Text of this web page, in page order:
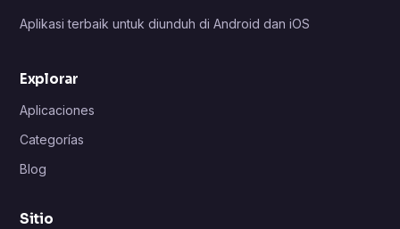
Aplikasi terbaik untuk diunduh di Android dan iOS
Explorar
Aplicaciones
Categorías
Blog
Sitio